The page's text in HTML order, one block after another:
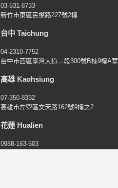
03-531-8733
新竹市東區民權路227號2樓
台中 Taichung
04-2310-7752
台中市西區臺灣大道二段300號B棟9樓A室
高雄 Kaohsiung
07-350-8332
高雄市左營區文天路162號9樓之2
花蓮 Hualien
0988-163-603